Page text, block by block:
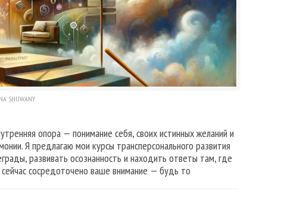
SHUWANY
опора — понимание себя, своих истинных желаний и
Я предлагаю мои курсы трансперсонального развития
развивать осознанность и находить ответы там, где
сосредоточено ваше внимание — будь то